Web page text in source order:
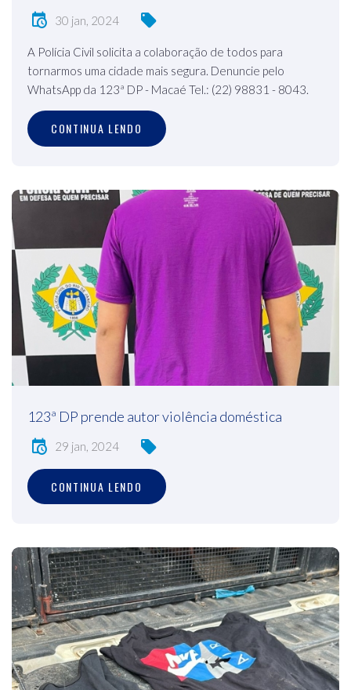
30 jan, 2024
A Polícia Civil solicita a colaboração de todos para
tornarmos uma cidade mais segura. Denuncie pelo
WhatsApp da 123ª DP - Macaé Tel.: (22) 98831 - 8043.
CONTINUA LENDO
123ª DP prende autor violência doméstica
29 jan, 2024
CONTINUA LENDO